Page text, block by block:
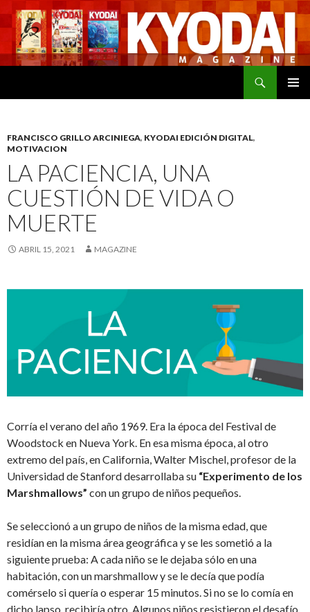
FRANCISCO GRILLO ARCINIEGA, KYODAI EDICIÓN DIGITAL,
MOTIVACION
LA PACIENCIA, UNA
CUESTIÓN DE VIDA O
MUERTE
ABRIL 15, 2021 MAGAZINE
Corría el verano del año 1969. Era la época del Festival de
Woodstock en Nueva York. En esa misma época, al otro
extremo del país, en California, Walter Mischel, profesor de la
Universidad de Stanford desarrollaba su “Experimento de los
Marshmallows” con un grupo de niños pequeños.
Se seleccionó a un grupo de niños de la misma edad, que
residían en la misma área geográfica y se les sometió a la
siguiente prueba: A cada niño se le dejaba sólo en una
habitación, con un marshmallow y se le decía que podía
comérselo si quería o esperar 15 minutos. Si no se lo comía en
dicho lapso, recibiría otro. Algunos niños resistieron el desafío,